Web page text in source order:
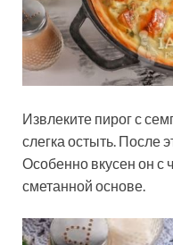
Извлеките пирог с
слегка остыть. После
Особенно вкусен он с
сметанной основе.